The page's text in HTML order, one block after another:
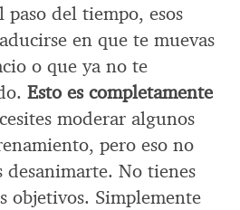
paso del tiempo, esos
en que te muevas
o que ya no te
Esto es completamente
moderar algunos
pero eso no
desanimarte. No tienes
objetivos. Simplemente